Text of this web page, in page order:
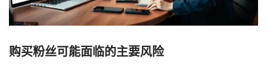
购买粉丝可能面临的主要风险